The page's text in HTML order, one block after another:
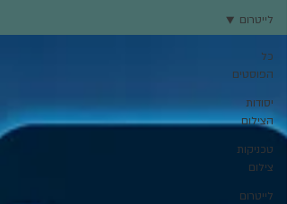
כל
הפוסטים
יסודות
הצילום
טכניקות
צילום
לייטרום
לייטרום